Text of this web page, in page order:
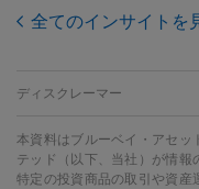
全てのインサイトを
ディスクレーマー
本資料はブルーベイ・アセッ
テッド（以下、当社）が情報
特定の投資商品の取引や資産